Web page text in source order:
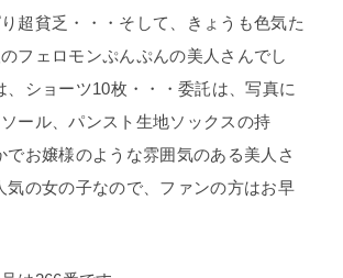
超貧乏・・・そして、きょうも色気た
フェロモンぷんぷんの美人さんでし
、ショーツ10枚・・・委託は、写真に
ール、パンスト生地ソックスの持
でお嬢様のような雰囲気のある美人さ
気の女の子なので、ファンの方はお早